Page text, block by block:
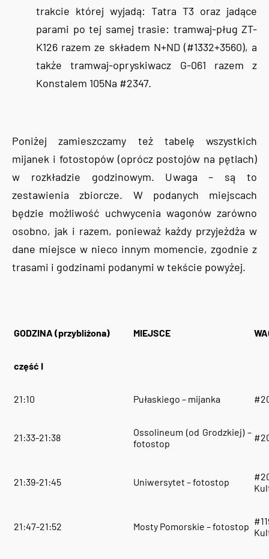
trakcie której wyjadą: Tatra T3 oraz jadące
parami po tej samej trasie: tramwaj-pług ZT-
K126 razem ze składem N+ND (#1332+3560), a
także tramwaj-opryskiwacz G-061 razem z
Konstalem 105Na #2347.
Poniżej zamieszczamy też tabelę wszystkich
mijanek i fotostopów (oprócz postojów na pętlach)
w rozkładzie godzinowym. Uwaga – są to
zestawienia zbiorcze. W podanych miejscach
będzie możliwość uchwycenia wagonów zarówno
osobno, jak i razem, ponieważ każdy przyjeżdża w
dane miejsce w nieco innym momencie, zgodnie z
trasami i godzinami podanymi w tekście powyżej.
GODZINA (przybliżona) MIEJSCE
część I
21:10 Pułaskiego – mijanka
21:33-21:38
Ossolineum (od Grodzkiej) –
fotostop
21:39-21:45 Uniwersytet – fotostop
21:47-21:52 Mosty Pomorskie – fotostop